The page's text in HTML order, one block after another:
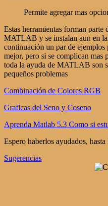
Permite agregar mas
Estas herramientas forman parte
MATLAB y se instalan aun en
continuación un par de ejemplos
mejor, pero si se complican mas
toda la ayuda de MATLAB son
pequeños problemas
Combinación de Colores RGB
Graficas del Seno y Coseno
Aprenda Matlab 5.3 Como si
Espero haberlos ayudados,
Sugerencias